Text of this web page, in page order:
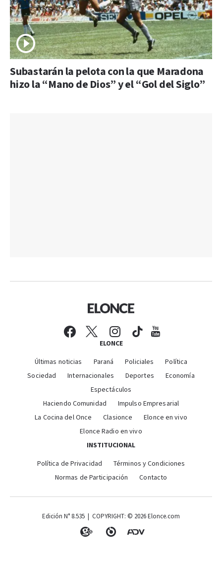
Subastarán la pelota con la que Maradona
hizo la “Mano de Dios” y el “Gol del Siglo”
ELONCE
Últimas noticias Paraná Policiales
Política
Sociedad
Internacionales Deportes
Economía
Espectáculos
Haciendo Comunidad
Impulso Empresarial
La Cocina del Once
Clasionce
Elonce en vivo
Elonce Radio en vivo
INSTITUCIONAL
Política de Privacidad
Términos y Condiciones
Normas de Participación
Contacto
Edición N° 8.535 | COPYRIGHT: © 2026 Elonce.com